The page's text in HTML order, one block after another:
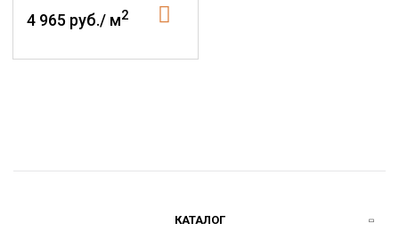
4 965 руб./ м2
КАТАЛОГ